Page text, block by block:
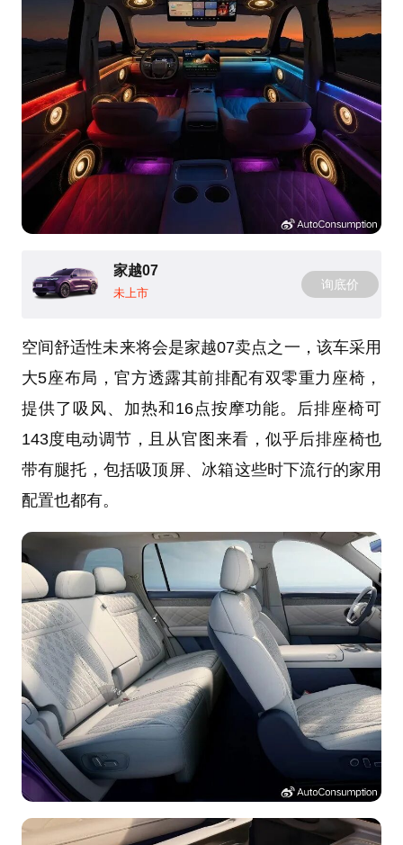
家越07
未上市
询底价
空间舒适性未来将会是家越07卖点之一，该车采用
大5座布局，官方透露其前排配有双零重力座椅，
提供了吸风、加热和16点按摩功能。后排座椅可
143度电动调节，且从官图来看，似乎后排座椅也
带有腿托，包括吸顶屏、冰箱这些时下流行的家用
配置也都有。